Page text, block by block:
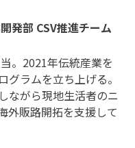
発部 CSV推進チーム
。2021年伝統産業を
ラムを立ち上げる。
ながら現地生活者のニ
外販路開拓を支援して